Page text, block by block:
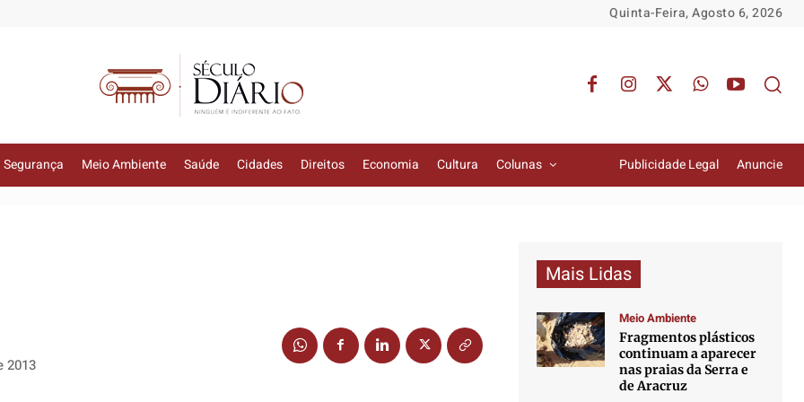
Quinta-Feira, Agosto 6, 2026
Segurança Meio Ambiente Saúde Cidades Direitos Economia Cultura Colunas Publicidade Legal Anuncie
2013
Mais Lidas
Meio Ambiente
Fragmentos plásticos
continuam a aparecer
nas praias da Serra e
de Aracruz